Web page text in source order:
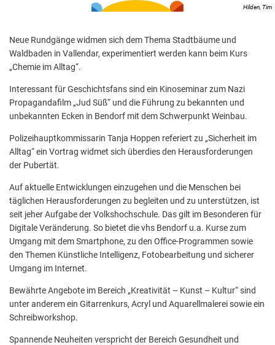
Hilden, Tim
Neue Rundgänge widmen sich dem Thema Stadtbäume und
Waldbaden in Vallendar, experimentiert werden kann beim Kurs
„Chemie im Alltag“.
Interessant für Geschichtsfans sind ein Kinoseminar zum Nazi
Propagandafilm „Jud Süß“ und die Führung zu bekannten und
unbekannten Ecken in Bendorf mit dem Schwerpunkt Weinbau.
Polizeihauptkommissarin Tanja Hoppen referiert zu „Sicherheit im
Alltag“ ein Vortrag widmet sich überdies den Herausforderungen
der Pubertät.
Auf aktuelle Entwicklungen einzugehen und die Menschen bei
täglichen Herausforderungen zu begleiten und zu unterstützen, ist
seit jeher Aufgabe der Volkshochschule. Das gilt im Besonderen für
Digitale Veränderung. So bietet die vhs Bendorf u.a. Kurse zum
Umgang mit dem Smartphone, zu den Office-Programmen sowie
den Themen Künstliche Intelligenz, Fotobearbeitung und sicherer
Umgang im Internet.
Bewährte Angebote im Bereich „Kreativität – Kunst – Kultur“ sind
unter anderem ein Gitarrenkurs, Acryl und Aquarellmalerei sowie ein
Schreibworkshop.
Spannende Neuheiten verspricht der Bereich Gesundheit und